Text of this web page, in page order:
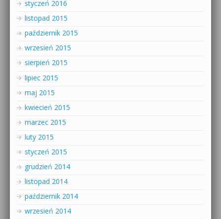
styczeń 2016
listopad 2015
październik 2015
wrzesień 2015
sierpień 2015
lipiec 2015
maj 2015
kwiecień 2015
marzec 2015
luty 2015
styczeń 2015
grudzień 2014
listopad 2014
październik 2014
wrzesień 2014